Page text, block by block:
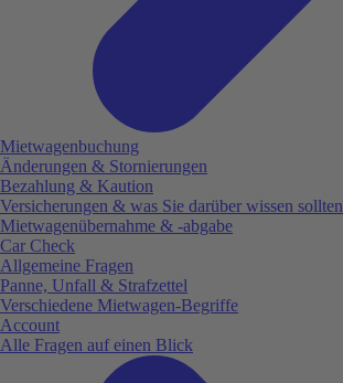
Mietwagenbuchung
Änderungen & Stornierungen
Bezahlung & Kaution
Versicherungen & was Sie darüber wissen sollten
Mietwagenübernahme & -abgabe
Car Check
Allgemeine Fragen
Panne, Unfall & Strafzettel
Verschiedene Mietwagen-Begriffe
Account
Alle Fragen auf einen Blick